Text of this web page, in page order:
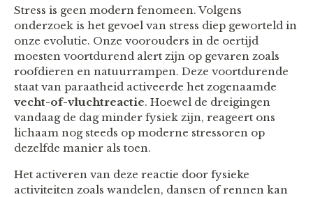
Stress is geen modern fenomeen. Volgens
onderzoek is het gevoel van stress diep geworteld in
onze evolutie. Onze voorouders in de oertijd
moesten voortdurend alert zijn op gevaren zoals
roofdieren en natuurrampen. Deze voortdurende
staat van paraatheid activeerde het zogenaamde
vecht-of-vluchtreactie. Hoewel de dreigingen
vandaag de dag minder fysiek zijn, reageert ons
lichaam nog steeds op moderne stressoren op
dezelfde manier als toen.
Het activeren van deze reactie door fysieke
activiteiten zoals wandelen, dansen of rennen kan